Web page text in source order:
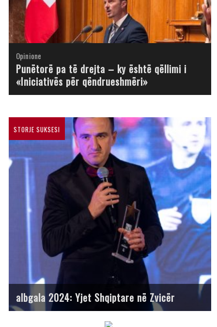
Opinione
Opinione
Punëtorë pa të drejta – ky është qëllimi i
«Iniciativës për qëndrueshmëri»
Opinione
Opinione
Opinione
Opinione
Opinione
Opinione
STORJE SUKSESI
albgala 2024: Yjet Shqiptare në Zvicër